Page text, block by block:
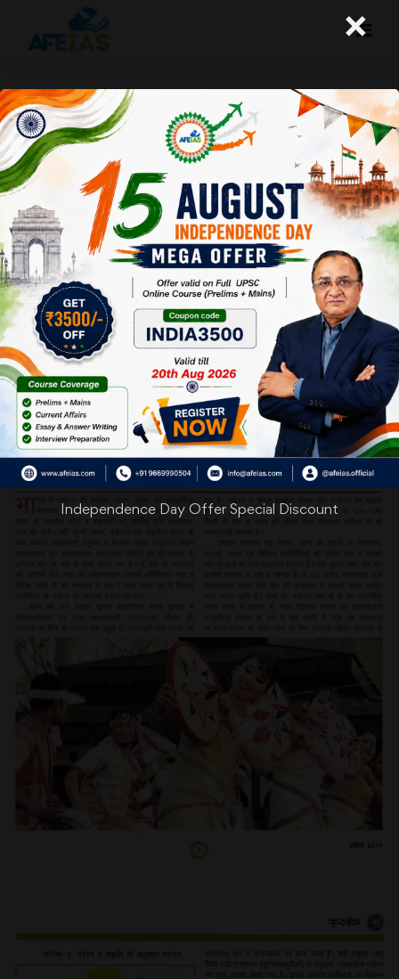
कुरुक्षेत्र : ग्रामीण पर्यटन : स्थानीय कला
,संस्कृति एवं रोजगार को बढ़ाने में सहायक
(20-04-2019)
Afeias 20 Apr 2019
To DownloadClick Here.
×
Independence Day Offer Special Discount